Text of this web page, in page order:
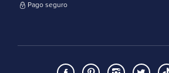
Pago seguro